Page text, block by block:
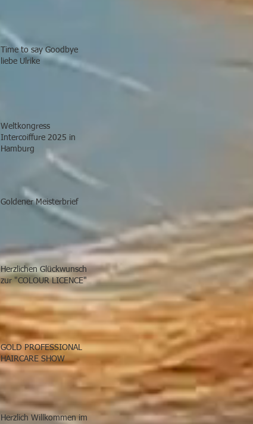
Time to say Goodbye
liebe Ulrike
Weltkongress
Intercoiffure 2025 in
Hamburg
Goldener Meisterbrief
Herzlichen Glückwunsch
zur "COLOUR LICENCE"
GOLD PROFESSIONAL
HAIRCARE SHOW
Herzlich Willkommen im